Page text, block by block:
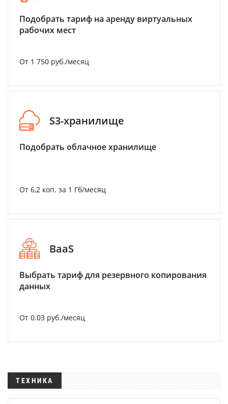
Подобрать тариф на аренду виртуальных
рабочих мест
От 1 750 руб./месяц
S3-хранилище
Подобрать облачное хранилище
От 6,2 коп. за 1 Гб/месяц
BaaS
Выбрать тариф для резервного копирования
данных
От 0.03 руб./месяц
ТЕХНИКА